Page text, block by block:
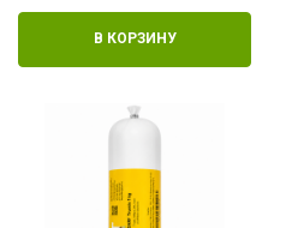
В КОРЗИНУ